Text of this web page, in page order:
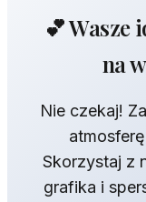
💕 Wasze
na
Nie czekaj!
Skorzystaj z
grafika i